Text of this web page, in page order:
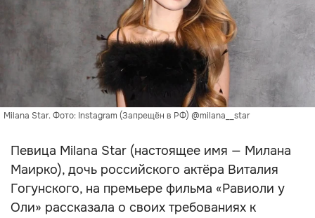
Milana Star. Фото: Instagram (Запрещён в РФ) @milana__star
Певица Milana Star (настоящее имя — Милана
Маирко), дочь российского актёра Виталия
Гогунского, на премьере фильма «Равиоли у
Оли» рассказала о своих требованиях к